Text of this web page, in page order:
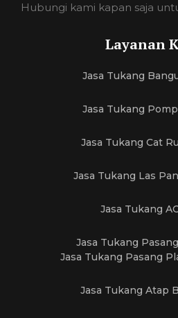
Hubungi kami kapan saja
Layanan
Jasa Tukang
Jasa Tukang
Jasa Tukang Cat
Jasa Tukang Las
Jasa Tukang
Jasa Tukang
Jasa Tukang Pasang
Jasa Tukang Atap